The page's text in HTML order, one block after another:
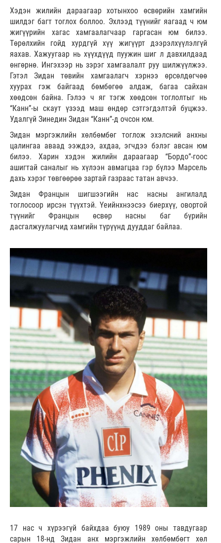
Хэдэн жилийн дараагаар хотынхоо өсвөрийн хамгийн
шилдэг багт тоглох боллоо. Эхлээд түүнийг яагаад ч юм
жигүүрийн хагас хамгаалагчаар гаргасан юм билээ.
Төрөлхийн гойд хурдгүй хүү жигүүрт дээрэлхүүлэлгүй
яахав. Хажуугаар нь хүүхдүүд пуужин шиг л давхилдаад
өнгөрнө. Ингэхээр нь зэрэг хамгаалалт руу шилжүүлжээ.
Гэтэл Зидан төвийн хамгаалагч хэрнээ өрсөлдөгчөө
хуурах гэж байгаад бөмбөгөө алдаж, багаа сайхан
хөөдсөн байна. Гэлээ ч яг тэгж хөөдсөн тоглолтыг нь
“Канн”-ы скаут үзээд маш өндөр сэтгэгдэлтэй буцжээ.
Удалгүй Зинедин Зидан “Канн”-д очсон юм.
Зидан мэргэжлийн хөлбөмбөг тоглож эхэлсний анхны
цалингаа аваад ээждээ, ахдаа, эгчдээ бэлэг авсан юм
билээ. Харин хэдэн жилийн дараагаар “Бордо”-гоос
ашигтай саналыг нь хүлээн авмагцаа гэр бүлээ Марсель
дахь хэрэг төвгөөрөө зартай газраас татан авчээ.
Зидан Францын шигшээгийн нас насны ангилалд
тоглосоор ирсэн түүхтэй. Үеийнхнээсээ биерхүү, овортой
түүнийг Францын өсвөр насны баг бүрийн
дасгалжуулагчид хамгийн түрүүнд дууддаг байлаа.
17 нас ч хүрээгүй байхдаа буюу 1989 оны тавдугаар
сарын 18-нд Зидан анх мэргэжлийн хөлбөмбөгт хөл